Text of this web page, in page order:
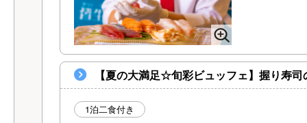
【夏の大満足☆旬彩ビュッフェ】握り寿
1泊二食付き